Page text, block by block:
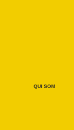
QUI SOM